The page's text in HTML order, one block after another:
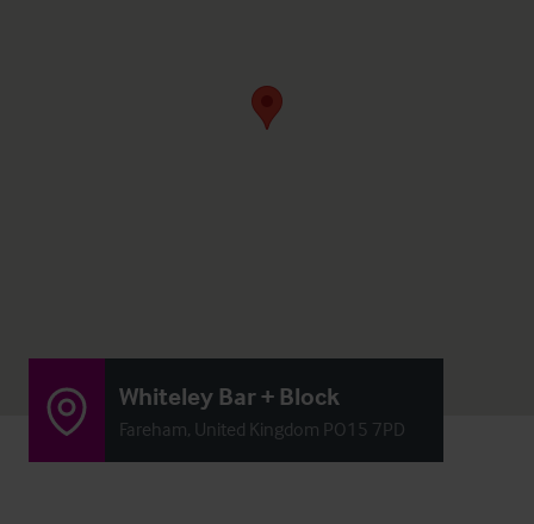
Whiteley Bar + Block
Fareham, United Kingdom PO15 7PD